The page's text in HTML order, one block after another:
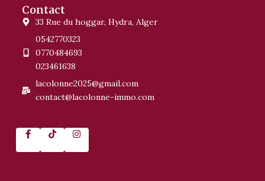
Contact
33 Rue du hoggar, Hydra, Alger
0542770323
0770484693
023461638
lacolonne2025@gmail.com
contact@lacolonne-immo.com